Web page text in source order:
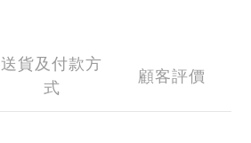
送貨及付款方
式
顧客評價